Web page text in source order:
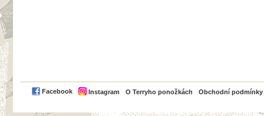
Facebook Instagram O Terryho ponožkách Obchodní podmínky
PayPal